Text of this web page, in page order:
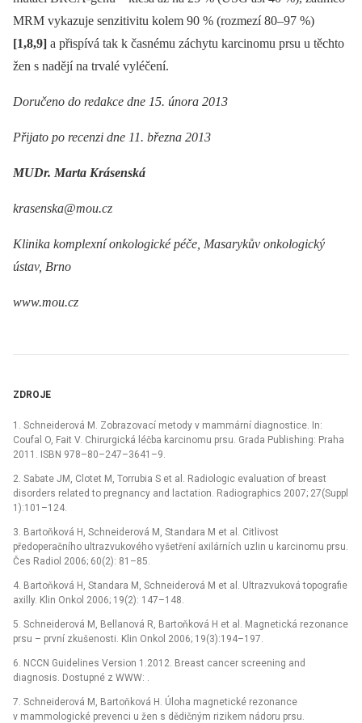
MRM vykazuje senzitivitu kolem 90 % (rozmezí 80–97 %)
[1,8,9] a přispívá tak k časnému záchytu karcinomu prsu u těchto
žen s nadějí na trvalé vyléčení.
Doručeno do redakce dne 15. února 2013
Přijato po recenzi dne 11. března 2013
MUDr. Marta Krásenská
krasenska@mou.cz
Klinika komplexní onkologické péče, Masarykův onkologický
ústav, Brno
www.mou.cz
ZDROJE
1. Schneiderová M. Zobrazovací metody v mammární diagnostice. In:
Coufal O, Fait V. Chirurgická léčba karcinomu prsu. Grada Publishing: Praha
2011. ISBN 978–80–247–3641–9.
2. Sabate JM, Clotet M, Torrubia S et al. Radiologic evaluation of breast
disorders related to pregnancy and lactation. Radiographics 2007; 27(Suppl
1):101–124.
3. Bartoňková H, Schneiderová M, Standara M et al. Citlivost
předoperačního ultrazvukového vyšetření axilárních uzlin u karcinomu prsu.
Čes Radiol 2006; 60(2): 81–85.
4. Bartoňková H, Standara M, Schneiderová M et al. Ultrazvuková topografie
axilly. Klin Onkol 2006; 19(2): 147–148.
5. Schneiderová M, Bellanová R, Bartoňková H et al. Magnetická rezonance
prsu –⁠ první zkušenosti. Klin Onkol 2006; 19(3):194–197.
6. NCCN Guidelines Version 1.2012. Breast cancer screening and
diagnosis. Dostupné z WWW: .
7. Schneiderová M, Bartoňková H. Úloha magnetické rezonance
v mammologické prevenci u žen s dědičným rizikem nádoru prsu.